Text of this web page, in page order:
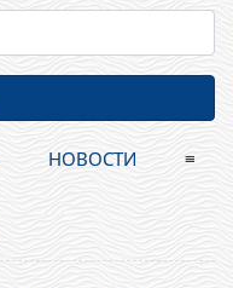
НОВОСТИ ≡